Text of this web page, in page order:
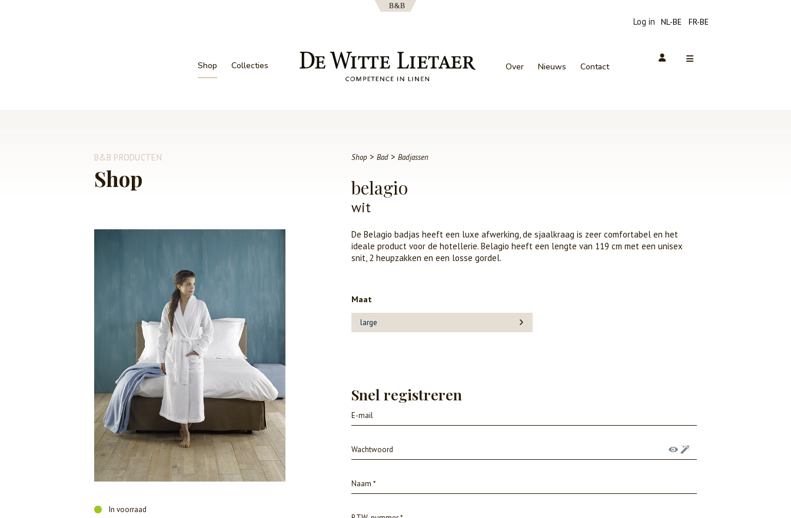
Shop Collecties
Log in NL-BE FR-BE
Over Nieuws Contact
B&B PRODUCTEN
Shop
In voorraad
Shop> Bad> Badjassen
belagio
wit
De Belagio badjas heeft een luxe afwerking, de sjaalkraag is zeer comfortabel en het
ideale product voor de hotellerie. Belagio heeft een lengte van 119 cm met een unisex
snit, 2 heupzakken en een losse gordel.
Maat
large
Snel registreren